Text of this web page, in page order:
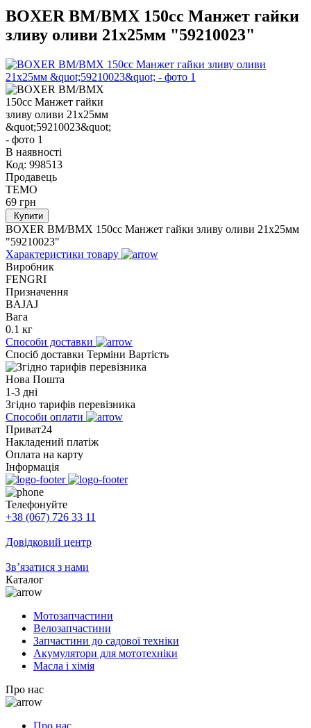
BOXER BM/ВМX 150cc Манжет гайки
зливу оливи 21x25мм "59210023"
В наявності
Код: 998513
Продавець
TEMO
69 грн
Купити
BOXER BM/ВМX 150cc Манжет гайки зливу оливи 21x25мм
"59210023"
Характеристики товару
Виробник
FENGRI
Призначення
BAJAJ
Вага
0.1 кг
Способи доставки
Спосіб доставки Терміни Вартість
Нова Пошта
1-3 дні
Згідно тарифів перевізника
Способи оплати
Приват24
Накладений платіж
Оплата на карту
Інформація
Телефонуйте
+38 (067) 726 33 11
Довідковий центр
Зв’язатися з нами
Каталог
Мотозапчастини
Велозапчастини
Запчастини до садової техніки
Акумулятори для мототехніки
Масла і хімія
Про нас
Про нас